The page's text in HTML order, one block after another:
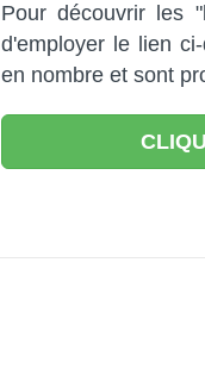
Pour découvrir les
d'employer le lien
en nombre et sont